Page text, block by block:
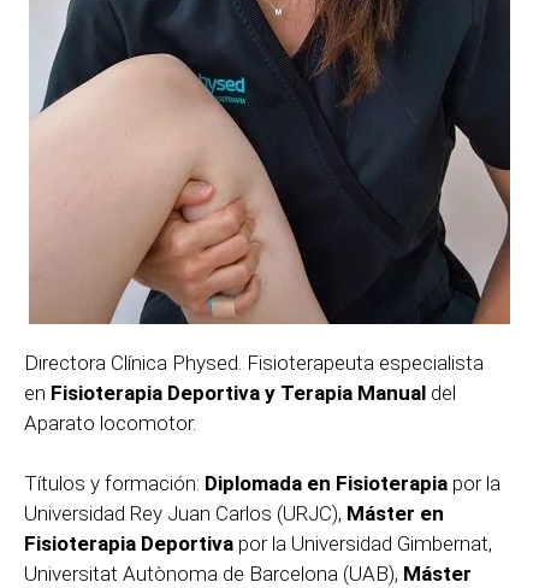
Directora Clínica Physed. Fisioterapeuta especialista
en Fisioterapia Deportiva y Terapia Manual del
Aparato locomotor.
Títulos y formación: Diplomada en Fisioterapia por la
Universidad Rey Juan Carlos (URJC), Máster en
Fisioterapia Deportiva por la Universidad Gimbernat,
Universitat Autònoma de Barcelona (UAB), Máster